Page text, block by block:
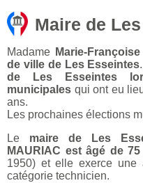
Maire de
Madame Marie-
de ville de Les Esseintes
de Les Esseintes
municipales qui ont eu
ans.
Les prochaines élections
Le maire de Les
MAURIAC est âgé de
1950) et elle exerce une
catégorie technicien.